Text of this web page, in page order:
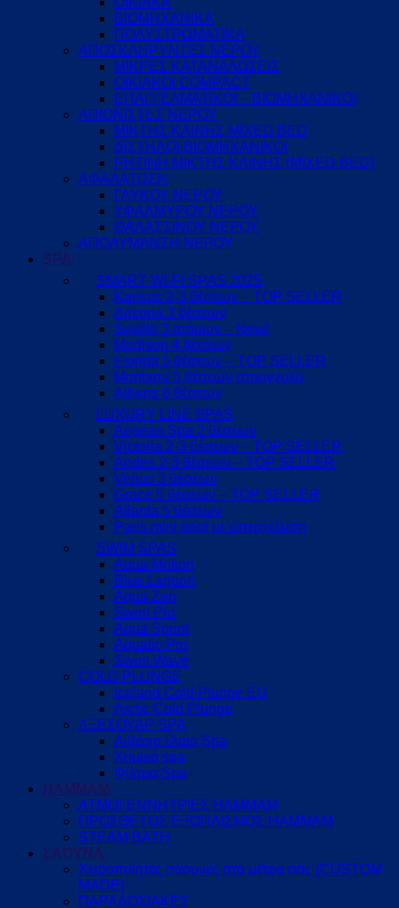
ΒΙΟΜΗΧΑΝΙΚΑ
ΠΟΛΥΣΤΡΩΜΑΤΙΚΑ
ΑΠΟΣΚΛΗΡΥΝΤΕΣ ΝΕΡΟΥ
ΜΙΚΡΕΣ ΚΑΤΑΝΑΛΩΣΕΙΣ
ΟΙΚΙΑΚΟΙ COMPACT
ΕΠΑΓΓΕΛΜΑΤΙΚΟΙ – ΒΙΟΜΗΧΑΝΙΚΟΙ
ΑΠΙΟΝΙΣΤΕΣ ΝΕΡΟΥ
ΜΙΚΤΗΣ ΚΛΙΝΗΣ MIXED BED
ΔΙΣΤΗΛΟΙ ΒΙΟΜΗΧΑΝΙΚΟΙ
ΡΗΤΙΝΗ ΜΙΚΤΗΣ ΚΛΙΝΗΣ (MIXED BED)
ΑΦΑΛΑΤΩΣΗ
ΓΛΥΚΟΥ ΝΕΡΟΥ
ΥΦΑΛΜΥΡΟΥ ΝΕΡΟΥ
ΘΑΛΑΣΣΙΝΟΥ ΝΕΡΟΥ
ΑΠΟΛΥΜΑΝΣΗ ΝΕΡΟΥ
SPA
SMART WI-FI SPAS 2025
Kansas 2-3 θέσεων – TOP SELLER
Arizona 3 θέσεων
Seville 3 ατόμων – New!
Madison 4 θέσεων
Florida 5 θέσεων – TOP SELLER
Montana 5 θέσεων στρογγυλό
Athens 6 θέσεων
LUXURY LINE SPAS
Aegean Spa 2 θέσεων
Victoria 2-3 θέσεων – TOP SELLER
Andes 2-3 θέσεων – TOP SELLER
Venus 3 θέσεων
Grace 5 θέσεων – TOP SELLER
Atlanta 5 θέσεων
Paris mini pool με υπερχείλιση
SWIM SPAS
Aqua Motion
Blue Lagoon
Aqua Zen
Swim Pro
Aqua Sprint
Aquatic Pro
Swim Wave
COLD PLUNGE
Iceland Cold Plunge EU
Arctic Cold Plunge
ΑΞΕΣΟΥΑΡ SPA
Αιθέρια έλαια Spa
Χημικά spa
Φίλτρα Spa
HAMMAM
ΑΤΜΟΓΕΝΝΗΤΡΙΕΣ HAMMAM
ΠΡΟΣΘΕΤΟΣ ΕΞΟΠΛΙΣΜΟΣ HAMMAM
STEAM BATH
ΣΑΟΥΝΑ
Χειροποίητες σάουνες στα μέτρα σας (CUSTOM
MADE)
ΠΑΡΑΔΟΣΙΑΚΕΣ